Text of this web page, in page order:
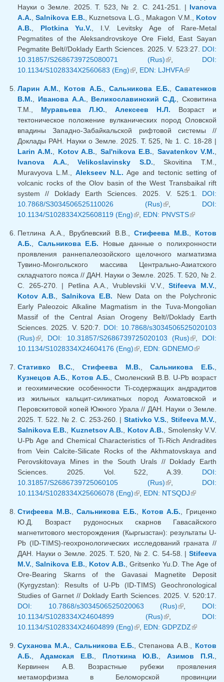
Науки о Земле. 2025. Т. 523, № 2. С. 241-251. | Ivanova
A.A.,Salnikova E.B., Kuznetsova L.G., Makagon V.M., Kotov
A.B., Plotkina Yu.V., I.V. Levitsky Age of Rare-Metal
Pegmatites of the Aleksandrovskoye Ore Field, East Sayan
Pegmatite Belt//Doklady Earth Sciences. 2025. V. 523:27. DOI:
10.31857/S2686739725080071 (Rus)(внешняя
ссылка)
, DOI:
10.1134/S1028334X2560683 (Eng)(внешняя ссылка)
, EDN: LJHVFA(внешняя
Ларин А.М., Котов А.Б., Сальникова Е.Б., Саватенков
В.М., Иванова А.А., Великославинский С.Д., Сковитина
Т.М., Муравьева Л.Ю., Алексеев Н.Л. Возраст и
тектоническое положение вулканических пород Оловской
впадины Западно-Забайкальской рифтовой системы //
Доклады РАН. Науки о Земле. 2025. Т. 525, № 1. С. 18-28 |
Larin A.M., Kotov A.B., Sal'nikova E.B., Savatenkov V.M.,
Ivanova A.A.,Velikoslavinsky S.D., Skovitina T.M.,
Muravyova L.M., Alekseev N.L. Age and tectonic setting of
volcanic rocks of the Olov basin of the West Transbaikal rift
system // Doklady Earth Sciences. 2025. V. 525:1. DOI:
10.7868/S3034506525110026 (Rus)(внешняя
ссылка)
, DOI:
10.1134/S1028334X25608119 (Eng)(внешняя ссылка)
, EDN: PNVSTS(внешняя
Петлина А.А., Врублевский В.В., Стифеева М.В., Котов
А.Б., Сальникова Е.Б. Новые данные о полихронности
проявления раннепалеозойского щелочного магматизма
Тувино-Монгольского массива Центрально-Азиатского
складчатого пояса // ДАН. Науки о Земле. 2025. Т. 520, № 2.
С. 265-270. | Petlina A.A., Vrublevskii V.V.,Stifeeva M.V.,
Kotov A.B.,Salnikova E.B. New Data on the Polychronic
Early Paleozoic Alkaline Magmatism in the Tuva-Mongolian
Massif of the Central Asian Orogeny Belt//Doklady Earth
Sciences. 2025. V. 520:7. DOI: 10.7868/s3034506525020103
(Rus)(внешняя ссылка)
, DOI: 10.31857/S2686739725020103 (Rus)(внешняя
ссылка)
, DOI:
10.1134/S1028334X24604176 (Eng)(внешняя ссылка)
, EDN: GDNEMO
Стативко В.С.,Стифеева М.В.,Сальникова Е.Б.,
Кузнецов А.Б., Котов А.Б., Смоленский В.В. U-Pb возраст
и геохимические особенности Ti-содержащих андрадитов
из жильных кальцит-силикатных пород Ахматовской и
Перовскитовой копей Южного Урала // ДАН. Науки о Земле.
2025. Т. 522. № 2. С. 253-260. | Stativko V.S., Stifeeva M.V.,
Salnikova E.B., Kuznetsov A.B., Kotov A.B., Smolensky V.V.
U-Pb Age and Chemical Characteristics of Ti-Rich Andradites
from Vein Calcite-Silicate Rocks of the Akhmatovskaya and
Perovskitovaya Mines in the South Urals // Doklady Earth
Sciences. 2025. Vol. 522, A.39. DOI:
10.31857/S2686739725060105 (Rus)(внешняя
ссылка)
, DOI:
10.1134/S1028334X25606078 (Eng)(внешняя ссылка)
, EDN: NTSQDJ(внешняя
Стифеева М.В.,Сальникова Е.Б., Котов А.Б., Гриценко
Ю.Д. Возраст рудоносных скарнов Гавасайского
магнетитового месторождения (Кыргызстан): результаты U-
Pb (ID-TIMS)-геохронологических исследований граната //
ДАН. Науки о Земле. 2025. Т. 520, № 2. С. 54-58. | Stifeeva
M.V.,Salnikova E.B., Kotov A.B., Gritsenko Yu.D. The Age of
Ore-Bearing Skarns of the Gavasai Magnetite Deposit
(Kyrgyzstan): Results of U-Pb (ID-TIMS) Geochronological
Studies of Garnet // Doklady Earth Sciences. 2025. V. 520:17.
DOI: 10.7868/s3034506525020063 (Rus)(внешняя
ссылка)
, DOI:
10.1134/S1028334X24604899 (Rus)(внешняя
ссылка)
, DOI:
10.1134/S1028334X24604899 (Eng)(внешняя ссылка)
, EDN: GDPZDZ(внешняя
Суханова М.А., Сальникова Е.Б., Степанова А.В., Котов
А.Б., Адамская Е.В., Плоткина Ю.В., Азимов П.Я.,
Кервинен А.В. Возрастные рубежи проявления
метаморфизма в Беломорской провинции